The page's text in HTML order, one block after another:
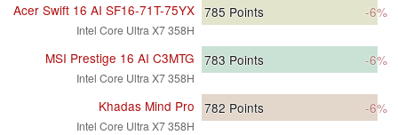
Acer Swift 16 AI SF16-71T-75YX
Intel Core Ultra X7 358H
785 Points -6%
MSI Prestige 16 AI C3MTG
Intel Core Ultra X7 358H
783 Points -6%
Khadas Mind Pro
Intel Core Ultra X7 358H
782 Points -6%